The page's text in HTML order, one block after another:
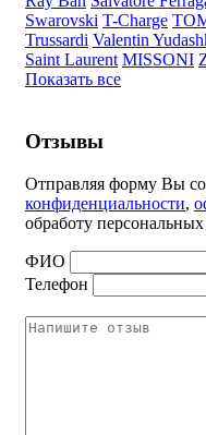
Swarovski T-Charge
Trussardi Valentin
Saint Laurent MISSONI
Показать все
Отзывы
Отправляя форму Вы
конфиденциальности,
обработу
ФИО
Телефон